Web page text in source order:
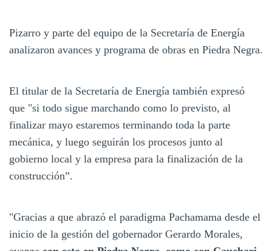
Pizarro y parte del equipo de la Secretaría de Energía
analizaron avances y programa de obras en Piedra Negra.
El titular de la Secretaría de Energía también expresó
que "si todo sigue marchando como lo previsto, al
finalizar mayo estaremos terminando toda la parte
mecánica, y luego seguirán los procesos junto al
gobierno local y la empresa para la finalización de la
construcción”.
"Gracias a que abrazó el paradigma Pachamama desde el
inicio de la gestión del gobernador Gerardo Morales,